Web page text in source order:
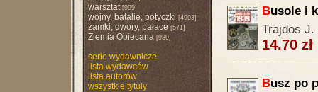
warsztat[999]
wojny, batalie, potyczki [4993]
zamki, dwory, pałace [571]
Ziemia Obiecana[989]
serie wydawnicze
lista wydawców
lista autorów
wszystkie tytuły
Busole i
Trajdos J.
14.70 zł
Busz po